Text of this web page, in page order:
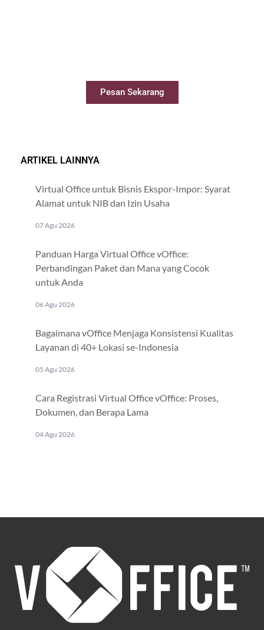
Pesan Sekarang
ARTIKEL LAINNYA
Virtual Office untuk Bisnis Ekspor-Impor: Syarat
Alamat untuk NIB dan Izin Usaha
07 Agu 2026
Panduan Harga Virtual Office vOffice:
Perbandingan Paket dan Mana yang Cocok
untuk Anda
06 Agu 2026
Bagaimana vOffice Menjaga Konsistensi Kualitas
Layanan di 40+ Lokasi se-Indonesia
05 Agu 2026
Cara Registrasi Virtual Office vOffice: Proses,
Dokumen, dan Berapa Lama
04 Agu 2026